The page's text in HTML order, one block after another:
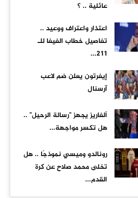
عائلية .. ؟
اعتذار واعتراف ووعيد ..
تفاصيل خطاب الفيفا للـ
211...
إيفرتون يعلن ضم لاعب
آرسنال
ألفاريز يجهز "رسالة الرحيل" ..
هل تكسر مواجهة...
رونالدو وميسي نموذجًا .. هل
تخلى محمد صلاح عن كرة
القدم...